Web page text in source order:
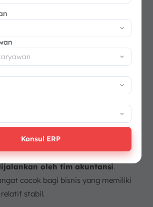
tentang keuntungan sistem
dan Ekonomis
periodik dikenal
metode pencatatan
stok setiap kali terjadi transaksi
pencatatan menjadi lebihmudah
oleh tim akuntansi.
cocok bagi bisnis yang memiliki
stabil.
Konsul ERP